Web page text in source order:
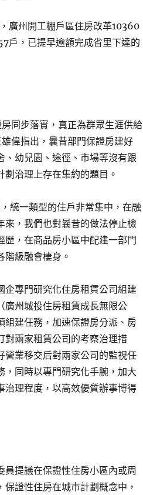
州開工棚戶區住房改革10360
戶，已提早逾額完成省里下達的
同步落實，真正為群眾生涯供給
偉指出，曩昔部門保證房建好
、幼兒園、途徑、市場等沒有跟
治理上存在集約的題目。
統一類型的住戶非常集中，在融
來，我們也對曩昔的做法停止檢
，在商品房小區中配建一部門
級融會棲身。
企專門研究化住房租賃公司組建
廣州城投住房租賃成長無限公
組建任務，加速保證房分派、房
對兩家租賃公司的考察治理措
營業移交后對兩家公司的監視任
同時以專門研究化手腕，加大
治理程度，以高效優質辦事博得
提議在保證性住房小區內或周
證性住房在城市計劃概念中，